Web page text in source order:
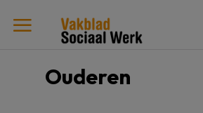
Ouderen